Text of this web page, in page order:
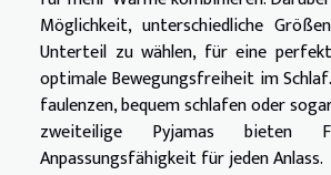
Möglichkeit, unterschiedliche
Unterteil zu wählen, für eine
optimale Bewegungsfreiheit im
faulenzen, bequem schlafen oder
zweiteilige Pyjamas bieten
Anpassungsfähigkeit für jeden Anlass.